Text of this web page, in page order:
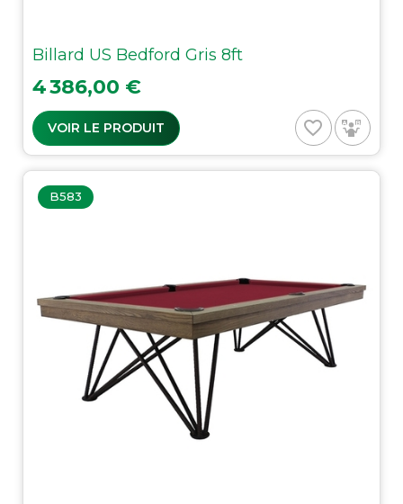
Billard US Bedford Gris 8ft
Prix
4 386,00 €
VOIR LE PRODUIT favorite_border
B583